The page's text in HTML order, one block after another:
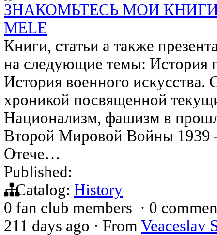
ЗНАКОМЬТЕСЬ МОИ КНИГИ.
MELE
Книги, статьи а также
на следующие темы: История
История военного
хроникой посвященной
Национализм, фашизм в
Второй Мировой Войны 1939
Отече…
Published:
Catalog: History
0 fan club members · 0
211 days ago · From Veaceslav